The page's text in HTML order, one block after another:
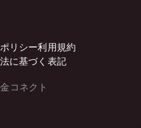
リシー利用規約
に基づく表記
コネクト